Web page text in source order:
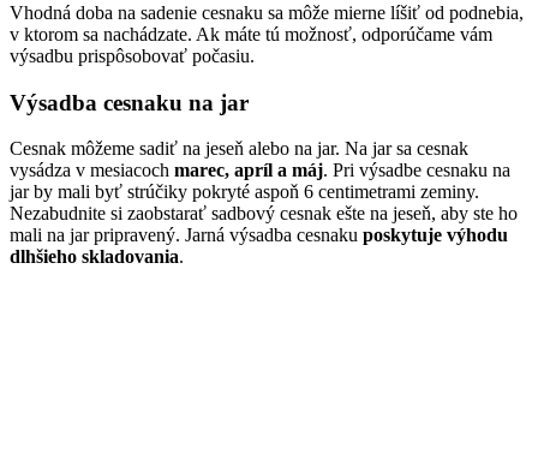
Vhodná doba na sadenie cesnaku sa môže mierne líšiť od podnebia,
v ktorom sa nachádzate. Ak máte tú možnosť, odporúčame vám
výsadbu prispôsobovať počasiu.
Výsadba cesnaku na jar
Cesnak môžeme sadiť na jeseň alebo na jar. Na jar sa cesnak
vysádza v mesiacoch marec, apríl a máj. Pri výsadbe cesnaku na
jar by mali byť strúčiky pokryté aspoň 6 centimetrami zeminy.
Nezabudnite si zaobstarať sadbový cesnak ešte na jeseň, aby ste ho
mali na jar pripravený. Jarná výsadba cesnaku poskytuje výhodu
dlhšieho skladovania.